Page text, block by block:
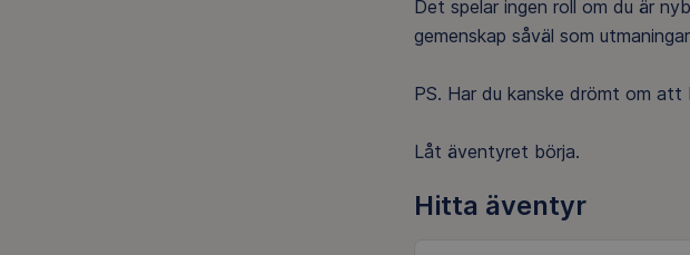
Det spelar ingen roll om du är
gemenskap såväl som
PS. Har du kanske drömt om
Låt äventyret börja.
Hitta äventyr